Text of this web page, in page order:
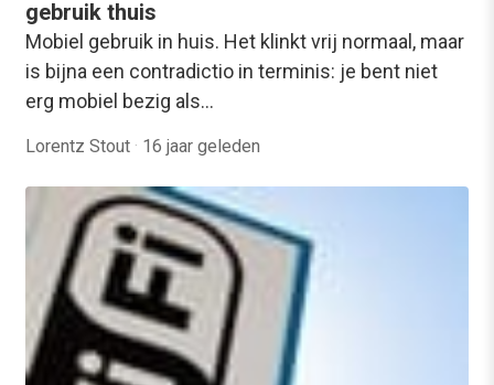
gebruik thuis
Mobiel gebruik in huis. Het klinkt vrij normaal, maar
is bijna een contradictio in terminis: je bent niet
erg mobiel bezig als…
Lorentz Stout · 16 jaar geleden